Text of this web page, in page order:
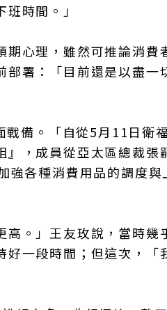
時間。」
心理，雖然可推論消費
署：「目前還是以盡一
備。「自從5月11日衛
，成員從亞太區總裁張
各種消費用品的調度與
高。」王友玫說，當時幾
一段時間；但這次，「